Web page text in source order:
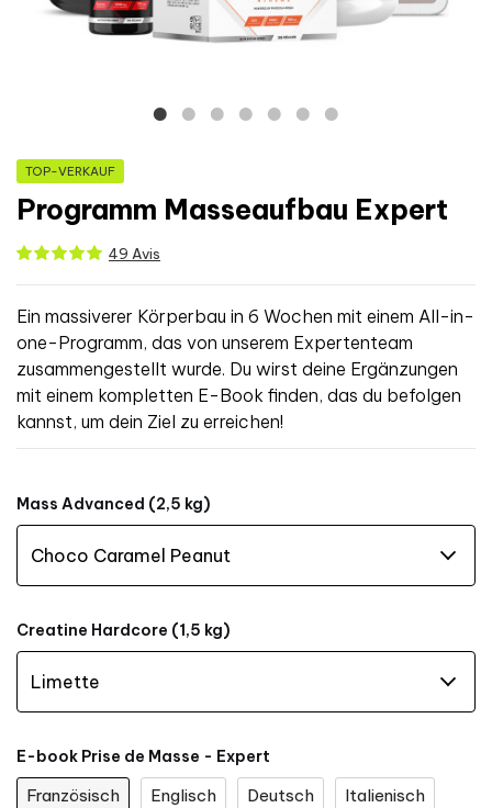
TOP-VERKAUF
Programm Masseaufbau Expert
49 Avis
Ein massiverer Körperbau in 6 Wochen mit einem All-in-
one-Programm, das von unserem Expertenteam
zusammengestellt wurde. Du wirst deine Ergänzungen
mit einem kompletten E-Book finden, das du befolgen
kannst, um dein Ziel zu erreichen!
Mass Advanced (2,5 kg)
Creatine Hardcore (1,5 kg)
E-book Prise de Masse - Expert
Französisch Englisch Deutsch
Italienisch